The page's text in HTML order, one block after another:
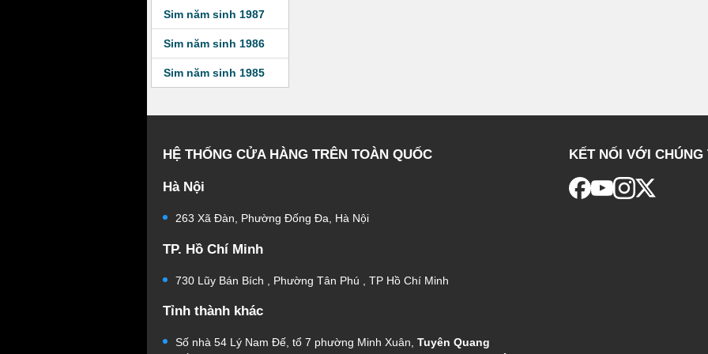
Sim năm sinh 1987
Sim năm sinh 1986
Sim năm sinh 1985
HỆ THỐNG CỬA HÀNG TRÊN TOÀN QUỐC
Hà Nội
263 Xã Đàn, Phường Đống Đa, Hà Nội
TP. Hồ Chí Minh
730 Lũy Bán Bích , Phường Tân Phú , TP Hồ Chí Minh
Tỉnh thành khác
Số nhà 54 Lý Nam Đế, tổ 7 phường Minh Xuân, Tuyên Quang
KẾT NỐI VỚI CHÚNG